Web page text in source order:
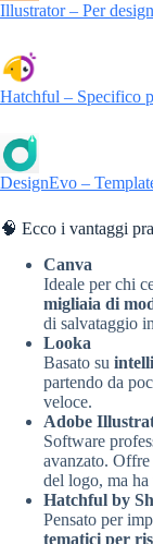
Illustrator – Per
Hatchful – Specifico
DesignEvo –
🧠 Ecco i vantaggi
Canva
Ideale per chi
migliaia di
di salvataggio
Looka
Basato su
partendo da
veloce.
Adobe
Software
avanzato. Offre
del logo, ma
Hatchful by
Pensato per
tematici per